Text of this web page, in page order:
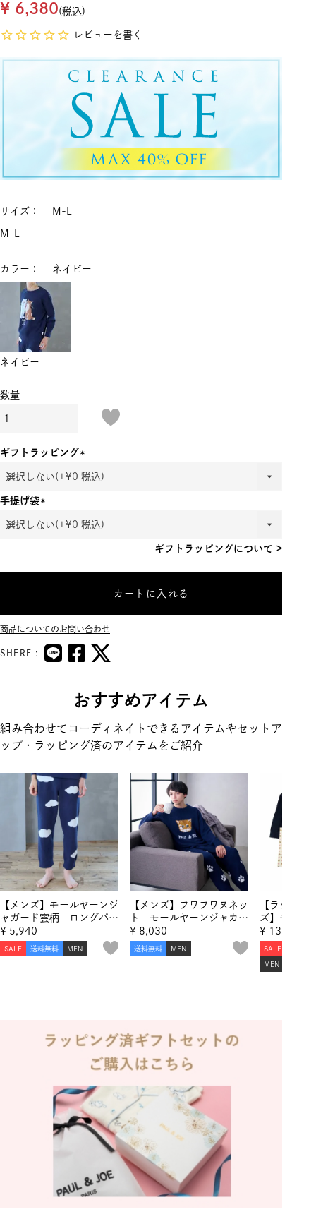
¥ 6,380 税込
レビューを書く
サイズ M-L
M-L
カラー ネイビー
ネイビー
ギフトラッピング
(必
手提げ袋
(必
ギフトラッピングについて >
カートに入れる
商品についてのお問い合わせ
SHERE :
おすすめアイテム
組み合わせてコーディネイトできるアイテムやセットア
ップ・ラッピング済のアイテムをご紹介
【メンズ】モールヤーンジ
ャガード雲柄 ロングパン
ツ
SALE 送料無料 MEN
¥ 5,940
【メンズ】フワフワヌネッ
ト モールヤーンジャカー
ドクルーネックプルオーバ
ー
送料無料 MEN
¥ 8,030
【ラッピン
ズ】モール
ドヌネット
ルオーバー
ジャガード
ンツ
SALE
MEN
¥ 13,090